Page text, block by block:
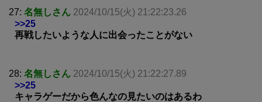
27: 名無しさん 2024/10/15(火) 21:22:23.26
>>25
再戦したいような人に出会ったことがない
28: 名無しさん 2024/10/15(火) 21:22:27.89
>>25
キャラゲーだから色んなの見たいのはあるわ